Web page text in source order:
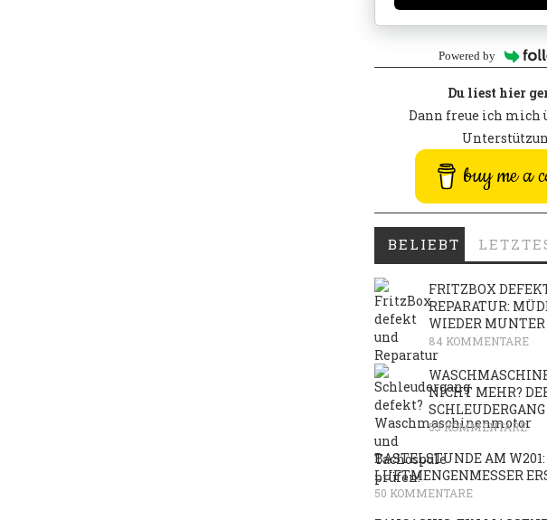
Powered by
Du liest hier
Dann freue ich mich
buy me a
BELIEBT
FRITZBOX
REPARATUR:
WIEDER MUNTER
84 KOMMENTARE
NICHT MEHR?
53 KOMMENTARE
BASTELSTUNDE AM
LUFTMENGENMESSER
50 KOMMENTARE